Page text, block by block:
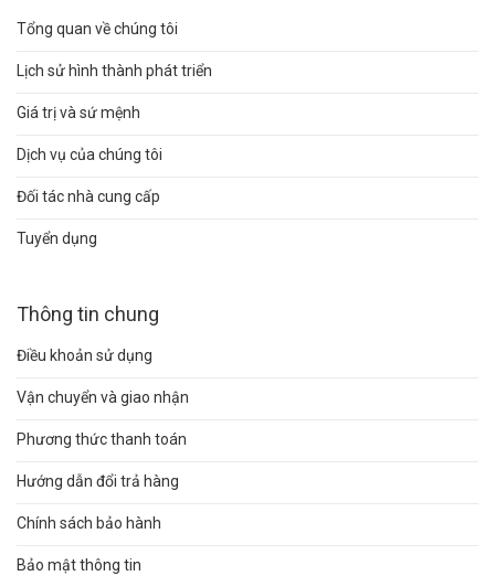
Tổng quan về chúng tôi
Lịch sử hình thành phát triển
Giá trị và sứ mệnh
Dịch vụ của chúng tôi
Đối tác nhà cung cấp
Tuyển dụng
Thông tin chung
Điều khoản sử dụng
Vận chuyển và giao nhận
Phương thức thanh toán
Hướng dẫn đổi trả hàng
Chính sách bảo hành
Bảo mật thông tin